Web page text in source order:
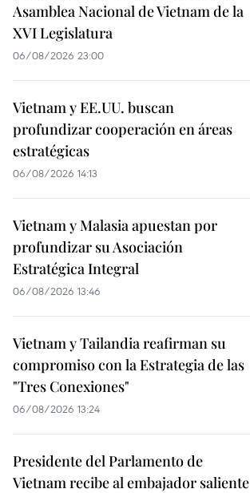
Asamblea Nacional de Vietnam de la
XVI Legislatura
06/08/2026 23:00
Vietnam y EE.UU. buscan
profundizar cooperación en áreas
estratégicas
06/08/2026 14:13
Vietnam y Malasia apuestan por
profundizar su Asociación
Estratégica Integral
06/08/2026 13:46
Vietnam y Tailandia reafirman su
compromiso con la Estrategia de las
"Tres Conexiones"
06/08/2026 13:24
Presidente del Parlamento de
Vietnam recibe al embajador saliente